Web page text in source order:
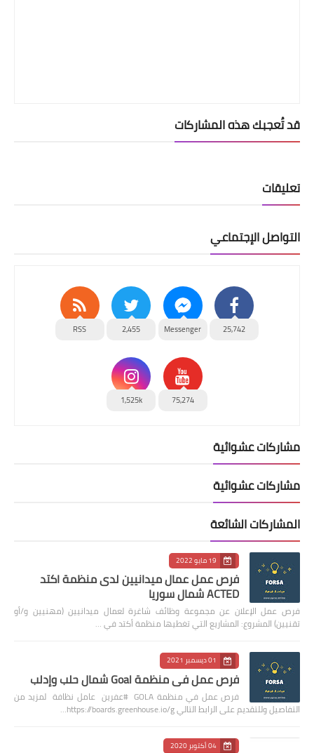
قد تُعجبك هذه المشاركات
تعليقات
التواصل الإجتماعي
25,742
Messenger
2,455
RSS
75,274
1,525k
مشاركات عشوائية
مشاركات عشوائية
المشاركات الشائعة
19 مايو 2022
فرص عمل عمال ميدانيين لدى منظمة اكتد
ACTED شمال سوريا
فرص عمل الإعلان عن مجموعة وظائف شاغرة لعمال ميدانيين (مهنيين و/أو
تقنيين) المشروع: المشاريع التي تغطيها منظمة أكتد في …
01 ديسمبر 2021
فرص عمل في منظمة Goal شمال حلب وإدلب
فرص عمل في منظمة GOLA #عفرين عامل نظافة لمزيد من
التفاصيل وللتقديم على الرابط التالي https://boards.greenhouse.io/g…
04 أكتوبر 2020